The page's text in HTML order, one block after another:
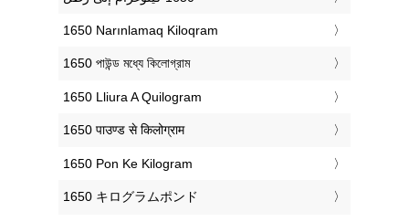
‎1650 Narınlamaq Kiloqram
‎1650 পাউন্ড মধ্যে কিলোগ্রাম
‎1650 Lliura A Quilogram
‎1650 पाउण्ड से किलोग्राम
‎1650 Pon Ke Kilogram
‎1650 キログラムポンド